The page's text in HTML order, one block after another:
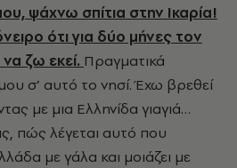
ψάχνω σπίτια στην Ικαρία!
ότι για δύο μήνες τον
ζω εκεί. Πραγματικά
σ’ αυτό το νησί. Έχω βρεθεί
με μια Ελληνίδα γιαγιά…
πώς λέγεται αυτό που
με γάλα και μοιάζει με